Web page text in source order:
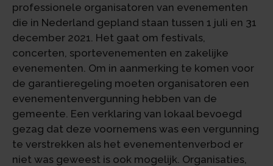
professionele organisatoren van evenementen
die in Nederland gepland staan tussen 1 juli en 31
december 2021. Het gaat om festivals,
concerten, sportevenementen en zakelijke
evenementen. Om in aanmerking te komen voor
de garantieregeling moeten organisatoren een
evenementenvergunning hebben van de
gemeente. Een verklaring van lokaal bevoegd
gezag dat deze voornemens was een vergunning
te verstrekken als het evenementenverbod er
niet was geweest is ook mogelijk. Organisaties,